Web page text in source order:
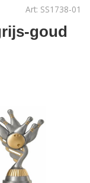
Art: SS1738-01
goud